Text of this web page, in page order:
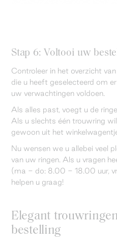
Stap 6: Voltooi uw
Controleer in het overzicht
die u heeft geselecteerd om
uw verwachtingen voldoen.
Als alles past, voegt u de
Als u slechts één trouwring
gewoon uit het
Nu wensen we u allebei veel
van uw ringen. Als u vragen
(ma - do: 8.00 - 18.00 uur,
helpen u graag!
Elegant
bestelling